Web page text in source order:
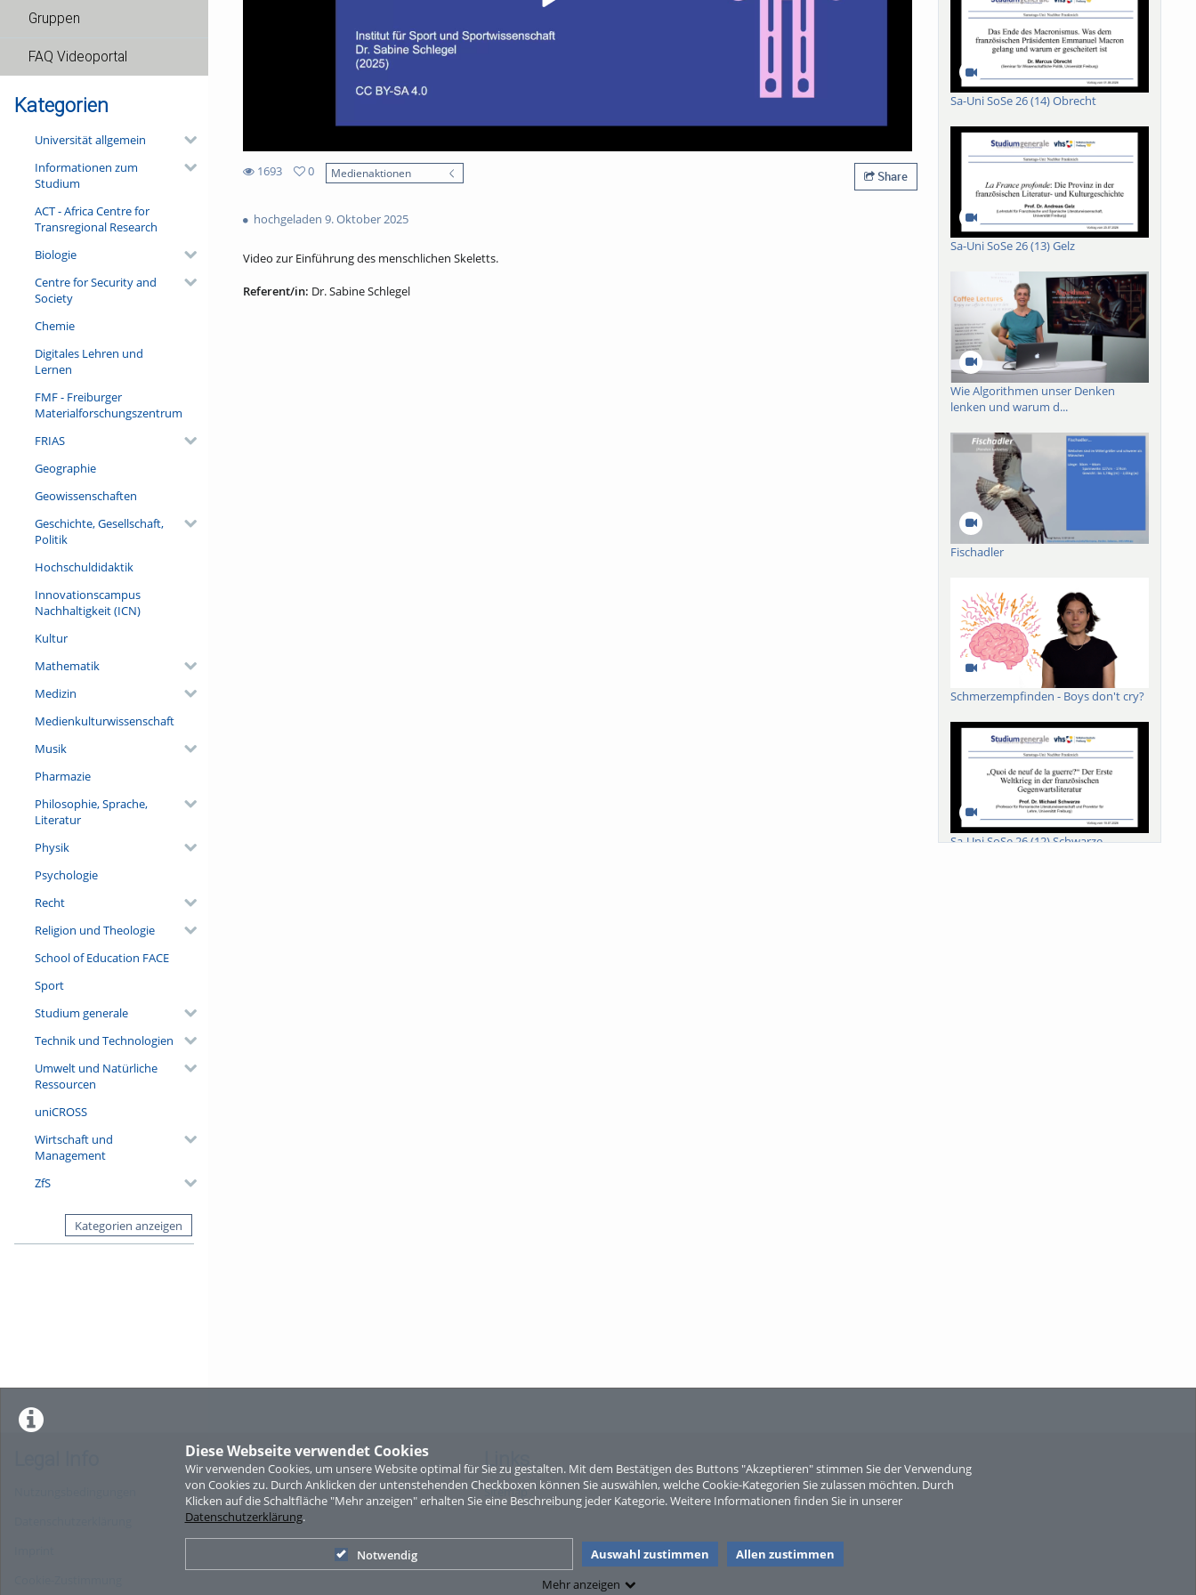
Diese Webseite verwendet Cookies
Wir verwenden Cookies, um unsere Website optimal für Sie zu gestalten. Mit dem Bestätigen des Buttons "Akzeptieren" stimmen Sie der Verwendung
von Cookies zu. Durch Anklicken der untenstehenden Checkboxen können Sie auswählen, welche Cookie-Kategorien Sie zulassen möchten. Durch
Klicken auf die Schaltfläche "Mehr anzeigen" erhalten Sie eine Beschreibung jeder Kategorie. Weitere Informationen finden Sie in unserer
Datenschutzerklärung.
Notwendig Auswahl zustimmen
Allen zustimmen
Mehr anzeigen
Gruppen
FAQ Videoportal
Kategorien
Universität allgemein
Informationen zum
Studium
ACT - Africa Centre for
Transregional Research
Biologie
Centre for Security and
Society
Chemie
Digitales Lehren und
Lernen
FMF - Freiburger
Materialforschungszentrum
FRIAS
Geographie
Geowissenschaften
Geschichte, Gesellschaft,
Politik
Hochschuldidaktik
Innovationscampus
Nachhaltigkeit (ICN)
Kultur
Mathematik
Medizin
Medienkulturwissenschaft
Musik
Pharmazie
Philosophie, Sprache,
Literatur
Physik
Psychologie
Recht
Religion und Theologie
School of Education FACE
Sport
Studium generale
Technik und Technologien
Umwelt und Natürliche
Ressourcen
uniCROSS
Wirtschaft und
Management
ZfS
Kategorien anzeigen
1693
views
0
Medienaktionen Share
hochgeladen 9. Oktober 2025
Video zur Einführung des menschlichen Skeletts.
Referent/in: Dr. Sabine Schlegel
Sa-Uni SoSe 26 (14) Obrecht
Sa-Uni SoSe 26 (13) Gelz
Wie Algorithmen unser Denken
lenken und warum d...
Fischadler
Schmerzempfinden - Boys don't cry?
Sa-Uni SoSe 26 (12) Schwarze
Sperber
Links
Sitemap